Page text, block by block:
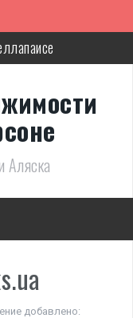
в Лапте
в Алсанджаке
ремонтом
Фамагусте
Аляска
добавлено: